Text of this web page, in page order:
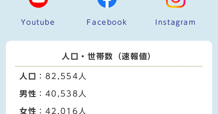
Youtube Facebook Instagram
人口・世帯数（速報値）
人口 ：82,554人
男性 ：40,538人
女性 ：42,016人